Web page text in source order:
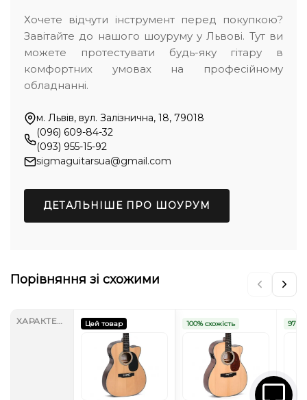
Хочете відчути інструмент перед покупкою?
Завітайте до нашого шоуруму у Львові. Тут ви
можете протестувати будь-яку гітару в
комфортних умовах на професійному
обладнанні.
м. Львів, вул. Залізнична, 18, 79018
(096) 609-84-32
(093) 955-15-92
sigmaguitarsua@gmail.com
ДЕТАЛЬНІШЕ ПРО ШОУРУМ
Порівняння зі схожими
ХАРАКТЕРИСТИКИ Цей товар 100% схожість 97%